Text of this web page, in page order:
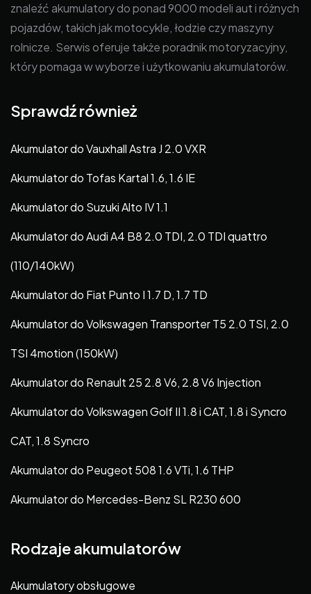
znaleźć akumulatory do ponad 9000 modeli aut i różnych
pojazdów, takich jak motocykle, łodzie czy maszyny
rolnicze. Serwis oferuje także poradnik motoryzacyjny,
który pomaga w wyborze i użytkowaniu akumulatorów.
Sprawdź również
Akumulator do Vauxhall Astra J 2.0 VXR
Akumulator do Tofas Kartal 1.6, 1.6 IE
Akumulator do Suzuki Alto IV 1.1
Akumulator do Audi A4 B8 2.0 TDI, 2.0 TDI quattro
(110/140kW)
Akumulator do Fiat Punto I 1.7 D, 1.7 TD
Akumulator do Volkswagen Transporter T5 2.0 TSI, 2.0
TSI 4motion (150kW)
Akumulator do Renault 25 2.8 V6, 2.8 V6 Injection
Akumulator do Volkswagen Golf II 1.8 i CAT, 1.8 i Syncro
CAT, 1.8 Syncro
Akumulator do Peugeot 508 1.6 VTi, 1.6 THP
Akumulator do Mercedes-Benz SL R230 600
Rodzaje akumulatorów
Akumulatory obsługowe